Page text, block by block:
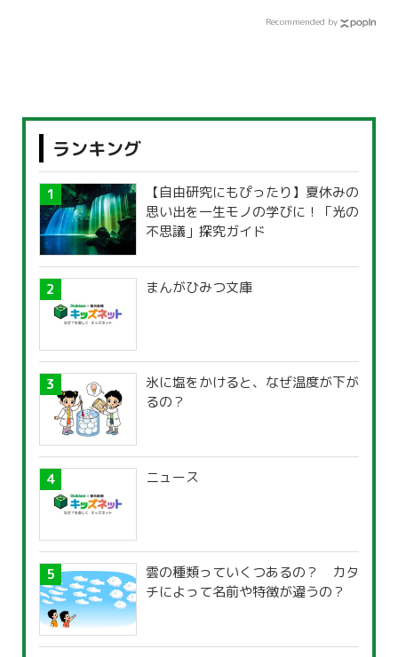
Recommended by
ランキング
【自由研究にもぴったり】夏休みの
思い出を一生モノの学びに！「光の
不思議」探究ガイド
まんがひみつ文庫
氷に塩をかけると、なぜ温度が下が
るの？
ニュース
雲の種類っていくつあるの？ カタ
チによって名前や特徴が違うの？